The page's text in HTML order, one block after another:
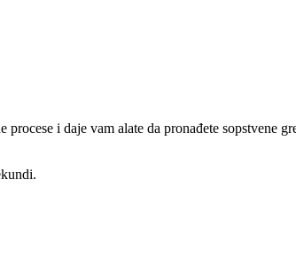
i daje vam alate da pronađete sopstvene